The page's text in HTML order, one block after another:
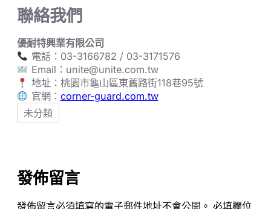
聯絡我們
優耐特興業有限公司
電話：03-3166782 / 03-3171576
Email： unite@unite.com.tw
地址：桃園市龜山區東舊路街118巷95號
官網： corner-guard.com.tw
未分類
發佈留言
發佈留言必須填寫的電子郵件地址不會公開。 必填欄位